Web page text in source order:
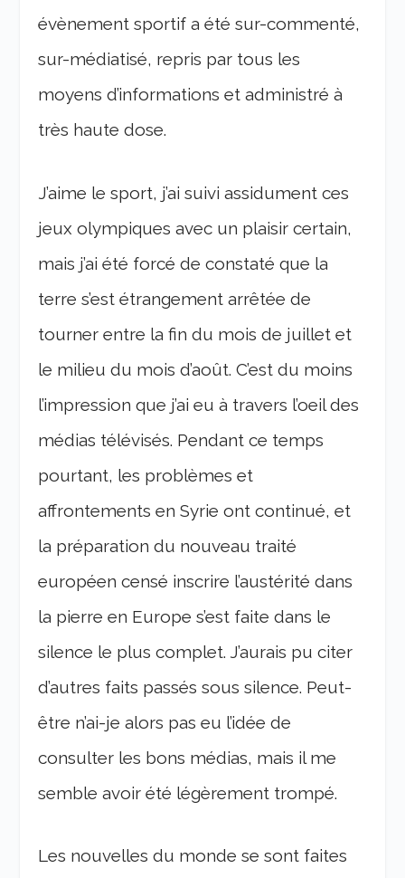
évènement sportif a été sur-commenté,
sur-médiatisé, repris par tous les
moyens d’informations et administré à
très haute dose.
J’aime le sport, j’ai suivi assidument ces
jeux olympiques avec un plaisir certain,
mais j’ai été forcé de constaté que la
terre s’est étrangement arrêtée de
tourner entre la fin du mois de juillet et
le milieu du mois d’août. C’est du moins
l’impression que j’ai eu à travers l’oeil des
médias télévisés. Pendant ce temps
pourtant, les problèmes et
affrontements en Syrie ont continué, et
la préparation du nouveau traité
européen censé inscrire l’austérité dans
la pierre en Europe s’est faite dans le
silence le plus complet. J’aurais pu citer
d’autres faits passés sous silence. Peut-
être n’ai-je alors pas eu l’idée de
consulter les bons médias, mais il me
semble avoir été légèrement trompé.
Les nouvelles du monde se sont faites